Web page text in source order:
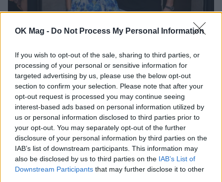
OK Mag - Do Not Process My Personal Information
If you wish to opt-out of the sale, sharing to third parties, or
processing of your personal or sensitive information for
targeted advertising by us, please use the below opt-out
section to confirm your selection. Please note that after your
opt-out request is processed you may continue seeing
interest-based ads based on personal information utilized by
us or personal information disclosed to third parties prior to
your opt-out. You may separately opt-out of the further
disclosure of your personal information by third parties on the
IAB’s list of downstream participants. This information may
also be disclosed by us to third parties on the IAB’s List of
Downstream Participants that may further disclose it to other
Έλενα Τσαγκρινού: Η τρυφερή ανάρτηση για
τα γενέθλια του Λάμπρου Κωνσταντάρα –
CELEBRITIES